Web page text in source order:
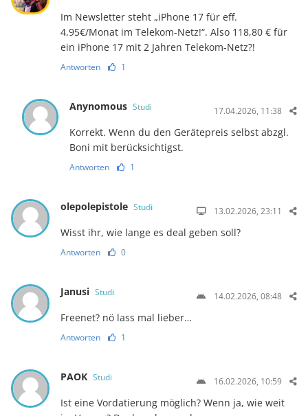
Im Newsletter steht „iPhone 17 für eff.
4,95€/Monat im Telekom-Netz!“. Also 118,80 € für
ein iPhone 17 mit 2 Jahren Telekom-Netz?!
Antworten 1
Anynomous Studi 17.04.2026, 11:38
Korrekt. Wenn du den Gerätepreis selbst abzgl.
Boni mit berücksichtigst.
Antworten 1
olepolepistole Studi 13.02.2026, 23:11
Wisst ihr, wie lange es deal geben soll?
Antworten 0
Janusi Studi 14.02.2026, 08:48
Freenet? nö lass mal lieber…
Antworten 1
PAOK Studi 16.02.2026, 10:59
Ist eine Vordatierung möglich? Wenn ja, wie weit